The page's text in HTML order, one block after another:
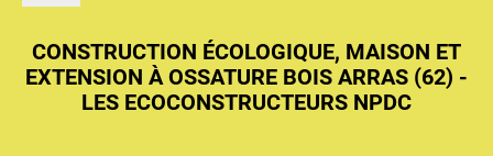
CONSTRUCTION ÉCOLOGIQUE, MAISON ET
EXTENSION À OSSATURE BOIS ARRAS (62) -
LES ECOCONSTRUCTEURS NPDC